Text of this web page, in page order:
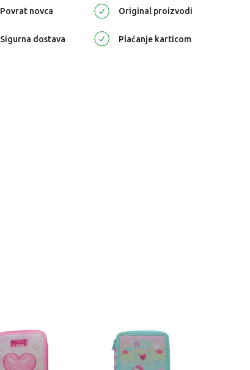
Povrat novca Original proizvodi
Sigurna dostava Plaćanje karticom